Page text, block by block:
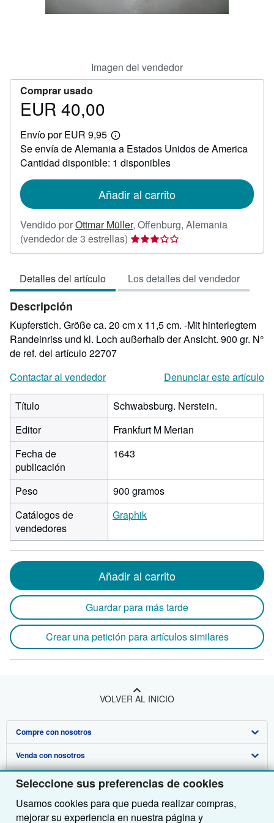
Seleccione sus preferencias de cookies
Usamos cookies para que pueda realizar compras,
mejorar su experiencia en nuestra página y
CERRAR
Imagen del vendedor
Comprar usado
Precio
40,00
EUR 40,00
Envío por EUR 9,95
Más
información
sobre
las
envío
Se envía de Alemania a Estados Unidos de America
Cantidad disponible: 1 disponibles
Añadir al carrito
Vendido porOttmar Müller, Offenburg, Alemania
(vendedor de 3 estrellas) Calificación
del
3
de
estrellas
Detalles del artículo Los detalles del vendedor
Descripción
Kupferstich. Größe ca. 20 cm x 11,5 cm. -Mit hinterlegtem
Randeinriss und kl. Loch außerhalb der Ansicht. 900 gr. N°
de ref. del artículo 22707
Contactar al vendedor
Denunciar este artículo
Título
Schwabsburg. Nerstein.
Editor
Frankfurt M Merian
Fecha de
publicación
1643
Peso
900 gramos
Catálogos de
vendedores
Graphik
Añadir al carrito
Guardar para más tarde
Crear una petición para artículos similares
VOLVER AL INICIO
Compre con nosotros
Búsqueda avanzada
Colecciones
Mi cuenta
Venda con nosotros
Comenzar a vender
Únase a nuestro programa de afiliados
Sobre nosotros
Sobre IberLibro
Obtener Ayuda